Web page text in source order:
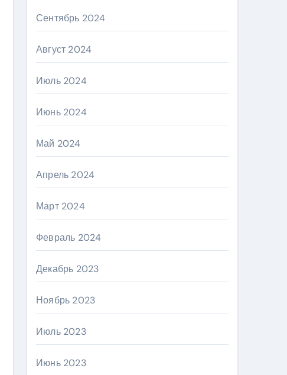
Сентябрь 2024
Август 2024
Июль 2024
Июнь 2024
Май 2024
Апрель 2024
Март 2024
Февраль 2024
Декабрь 2023
Ноябрь 2023
Июль 2023
Июнь 2023